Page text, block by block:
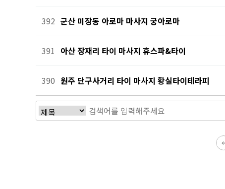
392 군산 미장동 아로마 마사지 궁아로마
391 아산 장재리 타이 마사지 휴스파&타이
390 원주 단구사거리 타이 마사지 황실타이테라피